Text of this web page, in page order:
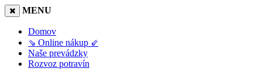
MENU
Domov
⇘ Online nákup ⇙
Naše prevádzky
Rozvoz potravín